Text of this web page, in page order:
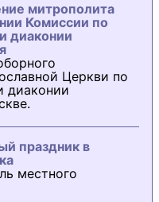
митрополита
Комиссии по
диаконии
Церкви по
диаконии
праздник в
местного